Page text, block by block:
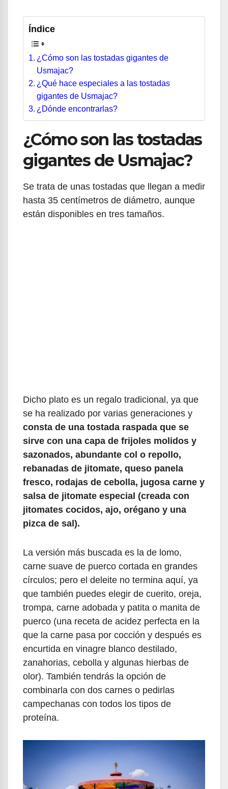
Índice
¿Cómo son las tostadas gigantes de
Usmajac?
¿Qué hace especiales a las tostadas
gigantes de Usmajac?
¿Dónde encontrarlas?
¿Cómo son las tostadas
gigantes de Usmajac?
Se trata de unas tostadas que llegan a medir
hasta 35 centímetros de diámetro, aunque
están disponibles en tres tamaños.
Dicho plato es un regalo tradicional, ya que
se ha realizado por varias generaciones y
consta de una tostada raspada que se
sirve con una capa de frijoles molidos y
sazonados, abundante col o repollo,
rebanadas de jitomate, queso panela
fresco, rodajas de cebolla, jugosa carne y
salsa de jitomate especial (creada con
jitomates cocidos, ajo, orégano y una
pizca de sal).
La versión más buscada es la de lomo,
carne suave de puerco cortada en grandes
círculos; pero el deleite no termina aquí, ya
que también puedes elegir de cuerito, oreja,
trompa, carne adobada y patita o manita de
puerco (una receta de acidez perfecta en la
que la carne pasa por cocción y después es
encurtida en vinagre blanco destilado,
zanahorias, cebolla y algunas hierbas de
olor). También tendrás la opción de
combinarla con dos carnes o pedirlas
campechanas con todos los tipos de
proteína.